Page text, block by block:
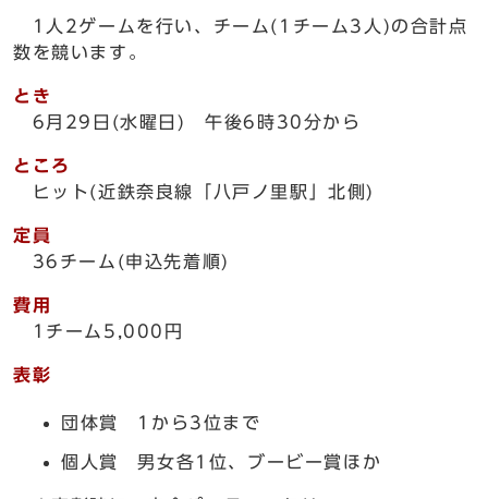
1人2ゲームを行い、チーム(1チーム3人)の合計点
数を競います。
とき
6月29日(水曜日) 午後6時30分から
ところ
ヒット(近鉄奈良線「八戸ノ里駅」北側)
定員
36チーム(申込先着順)
費用
1チーム5,000円
表彰
団体賞 1から3位まで
個人賞 男女各1位、ブービー賞ほか